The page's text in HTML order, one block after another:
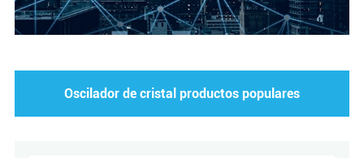
Oscilador de cristal productos populares